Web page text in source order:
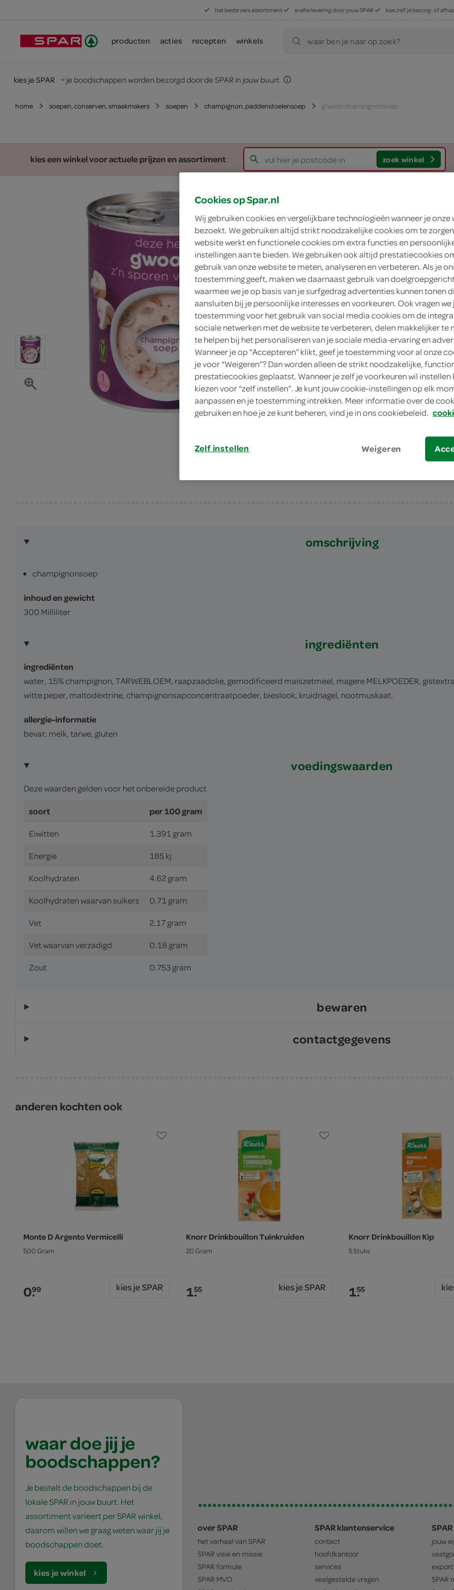
het beste vers assortiment snelle levering door jouw SPAR kies zelf je bezorg- of
producten acties recepten winkels waar ben je naar op zoek?
kies je SPAR je boodschappen worden bezorgd door de SPAR in jouw buurt
home soepen, conserven, smaakmakers soepen champignon, paddenstoelensoep g'woon champignonsoep
kies een winkel voor actuele prijzen en assortiment zoek winkel
g'woon
1.
15
300 Milliliter
in winkelmand
Let op: aanbiedingen zijn niet
verwerkt in de winkelmand.
deze heeft gwoon z'n sporen verdiend
vegetarisch
lekker als voorgerecht of tussendoor
omschrijving
champignonsoep
inhoud en gewicht
300 Milliliter
ingrediënten
ingrediënten
water, 15% champignon, TARWEBLOEM, raapzaadolie, gemodificeerd maiszetmeel, magere MELKPOEDER,
witte peper, maltodextrine, champignonsapconcentraatpoeder, bieslook, kruidnagel, nootmuskaat.
allergie-informatie
bevat: melk, tarwe, gluten
voedingswaarden
Deze waarden gelden voor het onbereide product
soort per 100 gram
Eiwitten 1.391 gram
Energie 185 kj
Koolhydraten 4.62 gram
Koolhydraten waarvan suikers 0.71 gram
Vet 2.17 gram
Vet waarvan verzadigd 0.18 gram
Zout 0.753 gram
bewaren
contactgegevens
anderen kochten ook
Monte D Argento Vermicelli
500 Gram
0.99 kies je SPAR
Knorr Drinkbouillon Tuinkruiden
20 Gram
1.55 kies je SPAR
Knorr Drinkbouillon Kip
5 Stuks
1.55
waar doe jij je
boodschappen?
Je bestelt de boodschappen bij de
lokale SPAR in jouw buurt. Het
assortiment varieert per SPAR winkel,
daarom willen we graag weten waar jij je
boodschappen doet.
kies je winkel
over SPAR
het verhaal van SPAR
SPAR visie en missie
SPAR formule
SPAR MVO
SPAR klantenservice
contact
hoofdkantoor
services
veelgestelde vragen
jouw
export
SPAR
Cookies op Spar.nl
Wij gebruiken cookies en vergelijkbare technologieën wanneer je onze
bezoekt. We gebruiken altijd strikt noodzakelijke cookies om te
website werkt en functionele cookies om extra functies en
instellingen aan te bieden. We gebruiken ook altijd prestatiecookies
gebruik van onze website te meten, analyseren en verbeteren. Als je
toestemming geeft, maken we daarnaast gebruik van
waarmee we je op basis van je surfgedrag advertenties kunnen tonen
aansluiten bij je persoonlijke interesses en voorkeuren. Ook vragen we
toestemming voor het gebruik van social media cookies om de
sociale netwerken met de website te verbeteren, delen makkelijker te
te helpen bij het personaliseren van je sociale media-ervaring en
Wanneer je op “Accepteren” klikt, geef je toestemming voor al onze
je voor “Weigeren”? Dan worden alleen de strikt noodzakelijke,
prestatiecookies geplaatst. Wanneer je zelf je voorkeuren wil instellen
kiezen voor “zelf instellen”. Je kunt jouw cookie-instellingen op elk
aanpassen en je toestemming intrekken. Meer informatie over de
gebruiken en hoe je ze kunt beheren, vind je in ons cookiebeleid.
Zelf instellen Weigeren